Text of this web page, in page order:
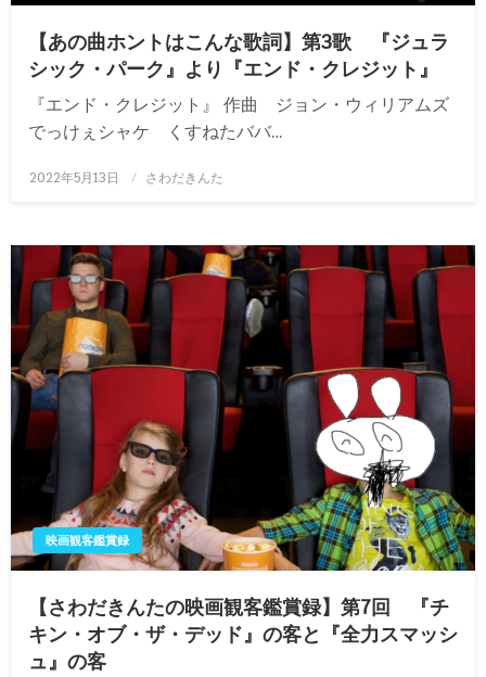
【あの曲ホントはこんな歌詞】第3歌 『ジュラ
シック・パーク』より『エンド・クレジット』
『エンド・クレジット』 作曲 ジョン・ウィリアムズ
でっけぇシャケ くすねたババ…
投
2022年5月13日 さわだきんた
映画観客鑑賞録
【さわだきんたの映画観客鑑賞録】第7回 『チ
キン・オブ・ザ・デッド』の客と『全力スマッシ
ュ』の客